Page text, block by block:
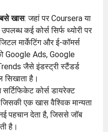
खास: जहां पर Coursera या
कई कोर्स सिर्फ थ्योरी पर
मार्केटिंग और ई-कॉमर्स
Google Ads, Google
जैसे इंडस्ट्री स्टैंडर्ड
सिखाता है।
सर्टिफिकेट कोर्स डायरेक्ट
जिसकी एक खास वैश्विक मान्यता
पहचान देता है, जिससे जॉब
है।